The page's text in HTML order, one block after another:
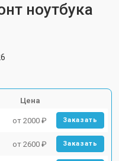
ноутбука
Цена
от 2000 ₽ Заказать
от 2600 ₽ Заказать